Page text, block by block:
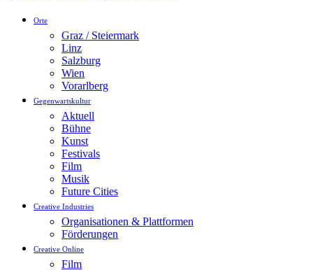
Orte
Graz / Steiermark
Linz
Salzburg
Wien
Vorarlberg
Gegenwartskultur
Aktuell
Bühne
Kunst
Festivals
Film
Musik
Future Cities
Creative Industries
Organisationen & Plattformen
Förderungen
Creative Online
Film